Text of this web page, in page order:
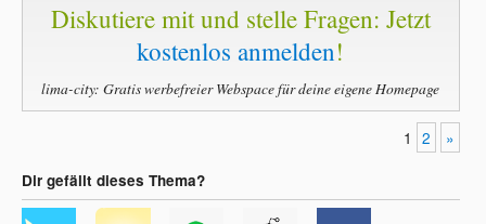
Diskutiere mit und stelle Fragen: Jetzt
kostenlos anmelden!
lima-city: Gratis werbefreier Webspace für deine eigene Homepage
1 2 »
Dir gefällt dieses Thema?